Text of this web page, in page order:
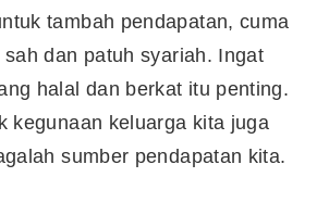
tambah pendapatan, cuma
dan patuh syariah. Ingat
halal dan berkat itu penting.
kegunaan keluarga kita juga
sumber pendapatan kita.